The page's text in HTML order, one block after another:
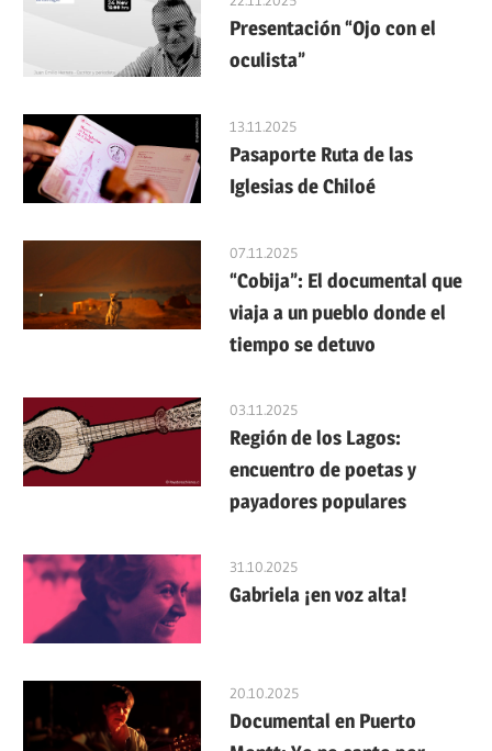
Presentación “Ojo con el
oculista”
13.11.2025
Pasaporte Ruta de las
Iglesias de Chiloé
07.11.2025
“Cobija”: El documental que
viaja a un pueblo donde el
tiempo se detuvo
03.11.2025
Región de los Lagos:
encuentro de poetas y
payadores populares
31.10.2025
Gabriela ¡en voz alta!
20.10.2025
Documental en Puerto